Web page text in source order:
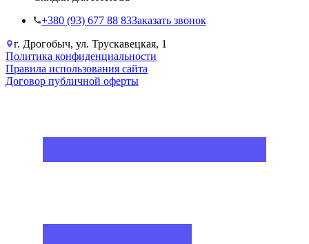
+38‎0 (93) 677 88 83Заказать звонок
г. Дрогобыч, ул. Трускавецкая, 1
Политика конфиденциальности
Правила использования сайта
Договор публичной оферты